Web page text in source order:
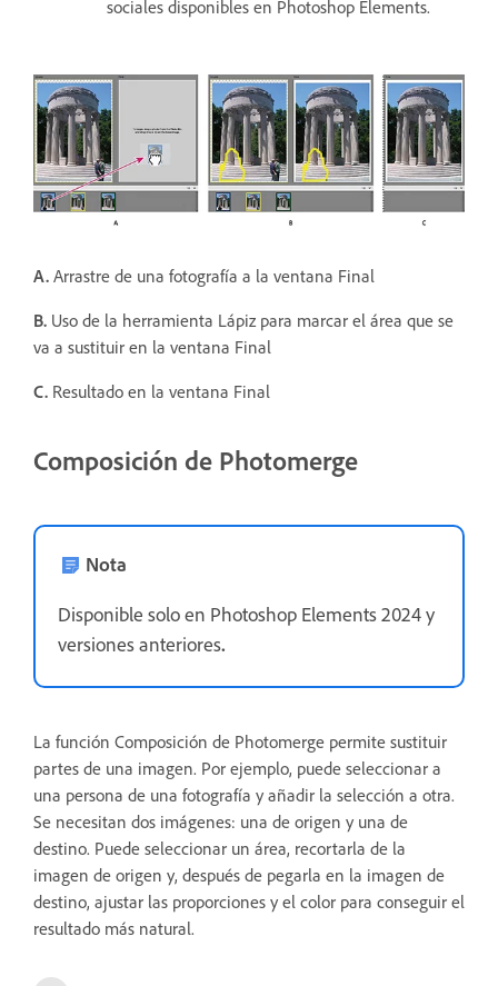
sociales disponibles en Photoshop Elements.
A. Arrastre de una fotografía a la ventana Final
B. Uso de la herramienta Lápiz para marcar el área que se
va a sustituir en la ventana Final
C. Resultado en la ventana Final
Composición de Photomerge
Nota
Disponible solo en Photoshop Elements 2024 y
versiones anteriores.
La función Composición de Photomerge permite sustituir
partes de una imagen. Por ejemplo, puede seleccionar a
una persona de una fotografía y añadir la selección a otra.
Se necesitan dos imágenes: una de origen y una de
destino. Puede seleccionar un área, recortarla de la
imagen de origen y, después de pegarla en la imagen de
destino, ajustar las proporciones y el color para conseguir el
resultado más natural.